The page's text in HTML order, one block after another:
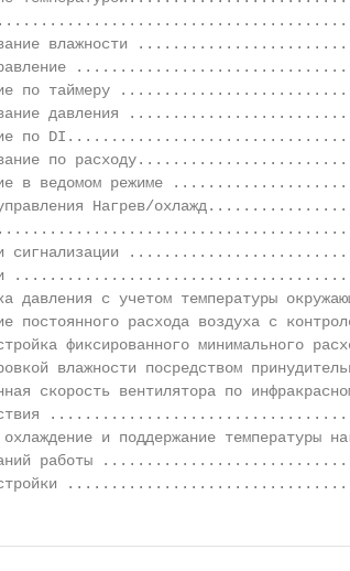
влажности
по таймеру
давления
по
по
в ведомом режиме
Нагрев/
сигнализации
давления с учетом температуры
постоянного расхода воздуха с
фиксированного минимального
влажности посредством
скорость вентилятора по
и поддержание температуры
работы